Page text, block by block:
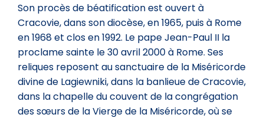
Son procès de béatification est ouvert à
Cracovie, dans son diocèse, en 1965, puis à Rome
en 1968 et clos en 1992. Le pape Jean-Paul II la
proclame sainte le 30 avril 2000 à Rome. Ses
reliques reposent au sanctuaire de la Miséricorde
divine de Lagiewniki, dans la banlieue de Cracovie,
dans la chapelle du couvent de la congrégation
des sœurs de la Vierge de la Miséricorde, où se